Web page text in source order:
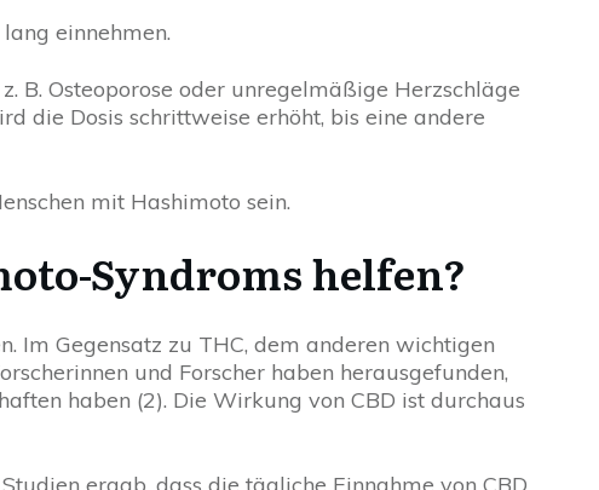
einnehmen.
B. Osteoporose oder unregelmäßige Herzschläge
die Dosis schrittweise erhöht, bis eine andere
mit Hashimoto sein.
Syndroms helfen?
Im Gegensatz zu THC, dem anderen wichtigen
und Forscher haben herausgefunden,
haben (2). Die Wirkung von CBD ist durchaus